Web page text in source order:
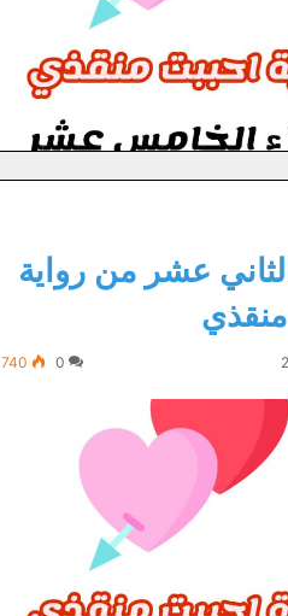
عشر من رواية
0
740